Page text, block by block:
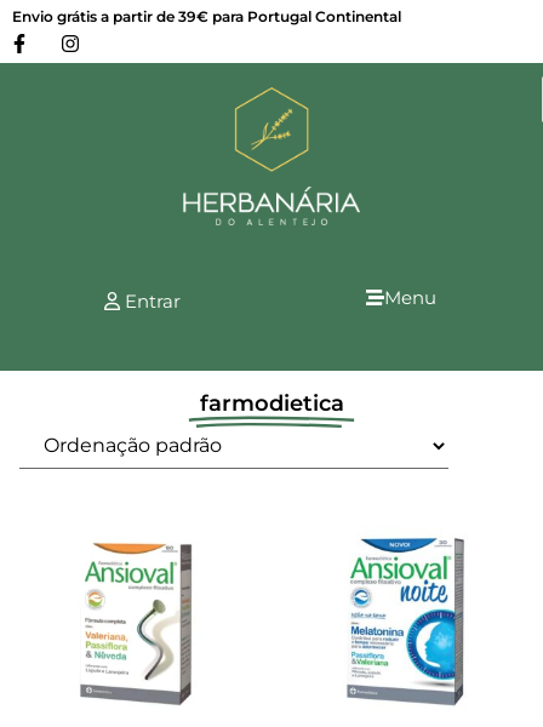
Envio grátis a partir de 39€ para Portugal Continental
Entrar Menu
farmodietica